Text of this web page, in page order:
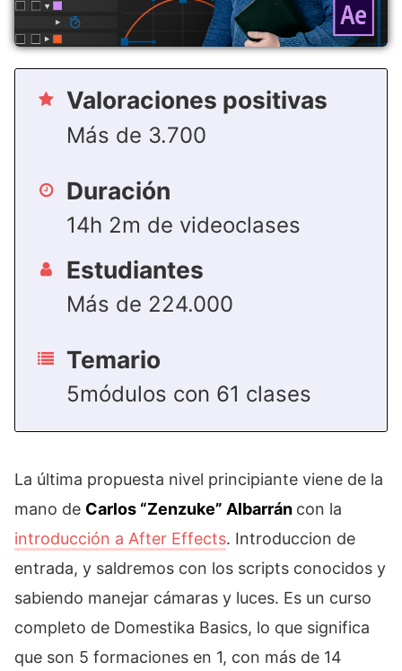
Valoraciones positivas
Más de 3.700
Duración
14h 2m de videoclases
Estudiantes
Más de 224.000
Temario
5módulos con 61 clases
La última propuesta nivel principiante viene de la
mano de Carlos “Zenzuke” Albarrán con la
introducción a After Effects. Introduccion de
entrada, y saldremos con los scripts conocidos y
sabiendo manejar cámaras y luces. Es un curso
completo de Domestika Basics, lo que significa
que son 5 formaciones en 1, con más de 14